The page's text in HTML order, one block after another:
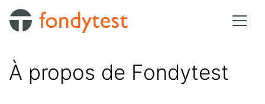
À propos de Fondytest